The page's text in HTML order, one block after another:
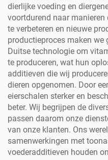
dierlijke voeding en
voortdurend naar
te verbeteren en nieuwe
productieproces maken we
Duitse technologie om
te produceren, wat hun
additieven die wij
dieren opgenomen. Door
eierschalen sterker en
beter. Wij begrijpen de
passen daarom onze
van onze klanten. Ons
samenwerkingen met
voederadditieven houden